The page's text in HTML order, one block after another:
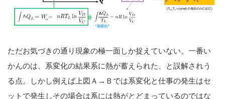
ただお気づきの通り現象の極一面しか捉えていない。一番い
かんのは、系変化の結果系に熱が蓄えられた、と誤解されう
る点。しかし例えば上図Ａ→Ｂでは系変化と仕事の発生はセ
ットで発生しその場合は系には熱がとどまっているのではな